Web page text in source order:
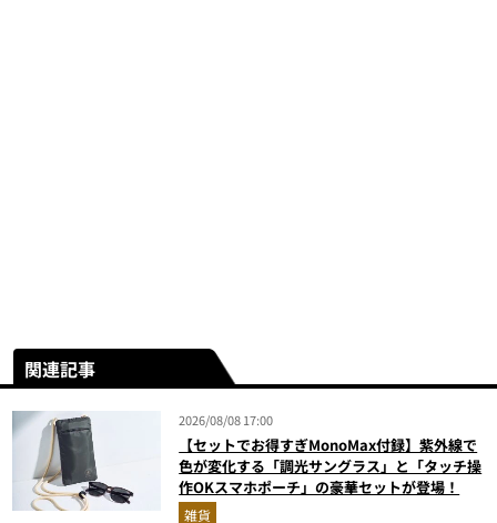
関連記事
2026/08/08 17:00
【セットでお得すぎMonoMax付録】紫外線で
色が変化する「調光サングラス」と「タッチ操
作OKスマホポーチ」の豪華セットが登場！
雑貨